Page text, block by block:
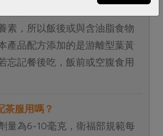
素，所以飯後或與含油脂食物
產品配方添加的是游離型葉黃
忘記餐後吃，飯前或空腹食用
服用嗎？
量為6-10毫克，衛福部規範每